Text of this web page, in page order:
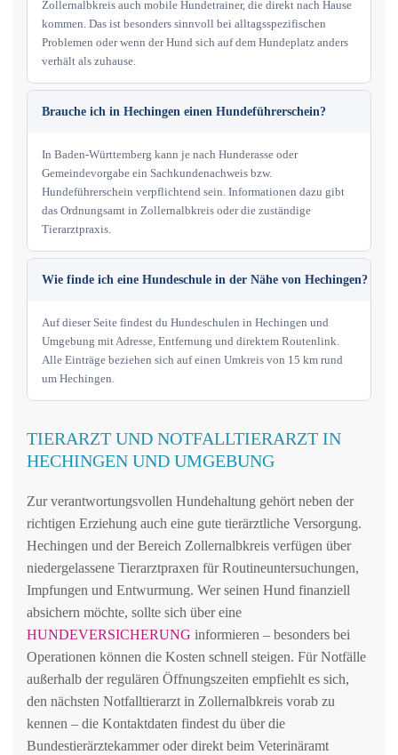
Zollernalbkreis auch mobile Hundetrainer, die direkt nach Hause
kommen. Das ist besonders sinnvoll bei alltagsspezifischen
Problemen oder wenn der Hund sich auf dem Hundeplatz anders
verhält als zuhause.
Brauche ich in Hechingen einen Hundeführerschein?
In Baden-Württemberg kann je nach Hunderasse oder
Gemeindevorgabe ein Sachkundenachweis bzw.
Hundeführerschein verpflichtend sein. Informationen dazu gibt
das Ordnungsamt in Zollernalbkreis oder die zuständige
Tierarztpraxis.
Wie finde ich eine Hundeschule in der Nähe von Hechingen?
Auf dieser Seite findest du Hundeschulen in Hechingen und
Umgebung mit Adresse, Entfernung und direktem Routenlink.
Alle Einträge beziehen sich auf einen Umkreis von 15 km rund
um Hechingen.
TIERARZT UND NOTFALLTIERARZT IN
HECHINGEN UND UMGEBUNG
Zur verantwortungsvollen Hundehaltung gehört neben der
richtigen Erziehung auch eine gute tierärztliche Versorgung.
Hechingen und der Bereich Zollernalbkreis verfügen über
niedergelassene Tierarztpraxen für Routineuntersuchungen,
Impfungen und Entwurmung. Wer seinen Hund finanziell
absichern möchte, sollte sich über eine
HUNDEVERSICHERUNG informieren – besonders bei
Operationen können die Kosten schnell steigen. Für Notfälle
außerhalb der regulären Öffnungszeiten empfiehlt es sich,
den nächsten Notfalltierarzt in Zollernalbkreis vorab zu
kennen – die Kontaktdaten findest du über die
Bundestierärztekammer oder direkt beim Veterinäramt